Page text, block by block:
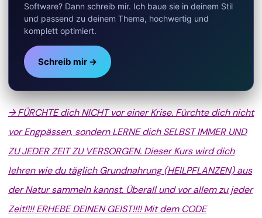
Software? Dann schreib mir. Ich baue sie in deinem Stil
und passend zu deinem Thema, hochwertig und
komplett optimiert.
Schreib mir →
→ FÜRCHTE dich NICHT vor einer Krise. Fürchte dich nicht
vor Engpässen, sondern LERNE dich SELBST IMMER UND
ZU JEDER ZEIT ZU VERSORGEN. Dieser Kurs wird dich
lehren wie du täglich Grundnahrung (HEILPFLANZEN) aus
der Natur sammeln kannst. Überall und vor allem zu jeder
Zeit!!!! ERHEBE DEINEN GEIST!!!! Mit dem CODE